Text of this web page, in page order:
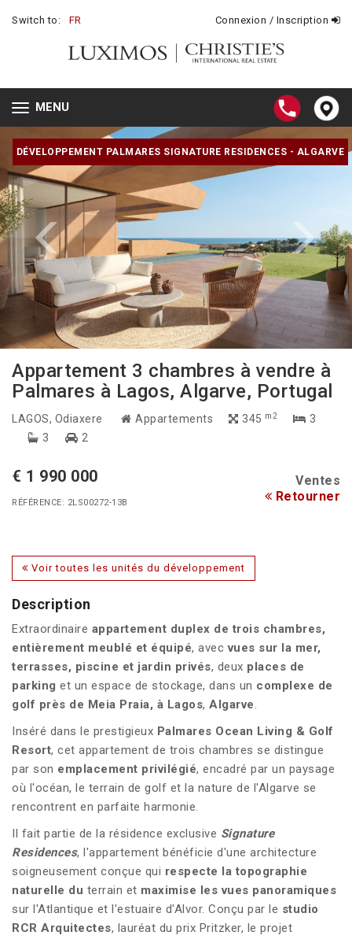
Switch to: FR Connexion / Inscription
Toggle
navigation
MENU
DÉVELOPPEMENT PALMARES SIGNATURE RESIDENCES - ALGARVE
Appartement 3 chambres à vendre à
Palmares à Lagos, Algarve, Portugal
LAGOS, Odiaxere Appartements 345 m2
3
3
2
€ 1 990 000 Ventes
RÉFÉRENCE: 2LS00272-13B Retourner
Voir toutes les unités du développement
Description
Extraordinaire appartement duplex de trois chambres,
entièrement meublé et équipé, avecvues sur la mer,
terrasses, piscine et jardin privés, deux places de
parking et un espace de stockage, dans un complexe de
golf près de Meia Praia, à Lagos, Algarve.
Inséré dans le prestigieux Palmares Ocean Living & Golf
Resort, cet appartement de trois chambres se distingue
par son emplacement privilégié, encadré par un paysage
où l'océan, le terrain de golf et la nature de l'Algarve se
rencontrent en parfaite harmonie.
Il fait partie de la résidence exclusive Signature
Residences, l'appartement bénéficie d'une architecture
soigneusement conçue qui respecte la topographie
naturelle du terrain et maximise les vues panoramiques
sur l'Atlantique et l'estuaire d'Alvor. Conçu par le studio
RCR Arquitectes, lauréat du prix Pritzker, le projet